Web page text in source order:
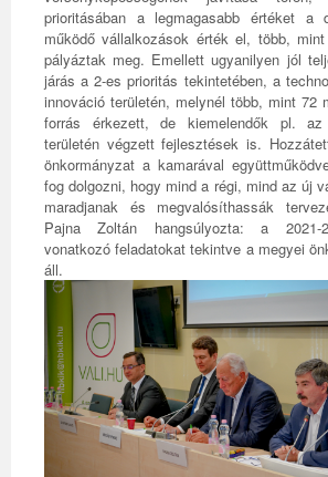
prioritásában a legmagasabb értéket a
működő vállalkozások érték el, több,
pályáztak meg. Emellett ugyanilyen jól
járás a 2-es prioritás tekintetében, a
innováció területén, melynél több, mint 72
forrás érkezett, de kiemelendők pl. az
területén végzett fejlesztések is.
önkormányzat a kamarával
fog dolgozni, hogy mind a régi, mind az új
maradjanak és megvalósíthassák
Pajna Zoltán hangsúlyozta: a 2021-
vonatkozó feladatokat tekintve a megyei
áll.